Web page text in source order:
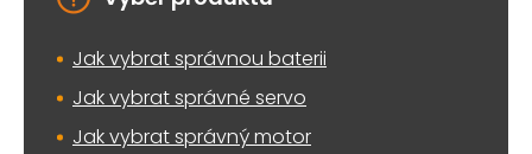
p
s
u
Jak vybrat správnou baterii
Jak vybrat správné servo
Jak vybrat správný motor